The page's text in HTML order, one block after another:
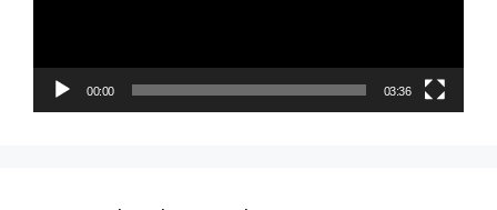
00:00 03:36